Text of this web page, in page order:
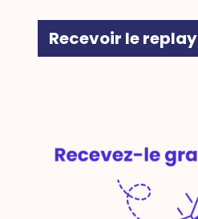
Recevoir le replay